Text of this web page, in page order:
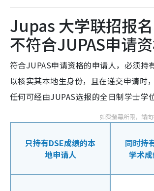
Jupas 大学联招报
不符合JUPAS申请
符合JUPAS申请资格的申请人，必须持
以核实其本地生身份，且在递交申请时
任何可经由JUPAS选报的全日制学士学
只持有DSE成绩的本
地申请人
同时持
学术